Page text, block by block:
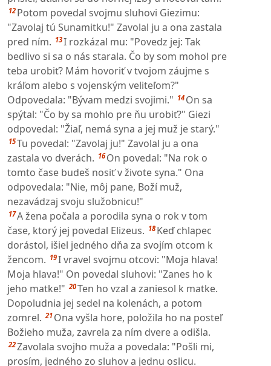
12 Potom povedal svojmu sluhovi Giezimu:
"Zavolaj tú Sunamitku!" Zavolal ju a ona zastala
pred ním. 13I rozkázal mu: "Povedz jej: Tak
bedlivo si sa o nás starala. Čo by som mohol pre
teba urobiť? Mám hovoriť v tvojom záujme s
kráľom alebo s vojenským veliteľom?"
Odpovedala: "Bývam medzi svojimi." 14 On sa
spýtal: "Čo by sa mohlo pre ňu urobiť?" Giezi
odpovedal: "Žiaľ, nemá syna a jej muž je starý."
15Tu povedal: "Zavolaj ju!" Zavolal ju a ona
zastala vo dverách. 16 On povedal: "Na rok o
tomto čase budeš nosiť v živote syna." Ona
odpovedala: "Nie, môj pane, Boží muž,
nezavádzaj svoju služobnicu!"
17A žena počala a porodila syna o rok v tom
čase, ktorý jej povedal Elizeus. 18 Keď chlapec
dorástol, išiel jedného dňa za svojím otcom k
žencom. 19I vravel svojmu otcovi: "Moja hlava!
Moja hlava!" On povedal sluhovi: "Zanes ho k
jeho matke!" 20Ten ho vzal a zaniesol k matke.
Dopoludnia jej sedel na kolenách, a potom
zomrel. 21 Ona vyšla hore, položila ho na posteľ
Božieho muža, zavrela za ním dvere a odišla.
22Zavolala svojho muža a povedala: "Pošli mi,
prosím, jedného zo sluhov a jednu oslicu.